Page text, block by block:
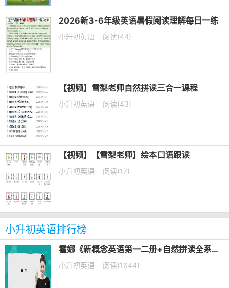
2026新3-6年级英语暑假阅读理解每日一练
小升初英语 阅读(44)
【视频】雪梨老师自然拼读三合一课程
小升初英语 阅读(43)
【视频】【雪梨老师】绘本口语跟读
小升初英语 阅读(17)
小升初英语排行榜
霍娜《新概念英语第一二册+自然拼读全系列课程 (2024新版) 》
小升初英语 阅读(1644)